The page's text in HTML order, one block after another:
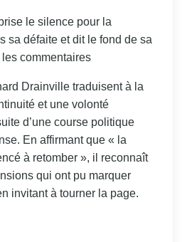
le silence pour la
sa défaite et dit le fond de sa
commentaires
Drainville traduisent à la
et une volonté
d’une course politique
En affirmant que « la
à retomber », il reconnaît
qui ont pu marquer
invitant à tourner la page.